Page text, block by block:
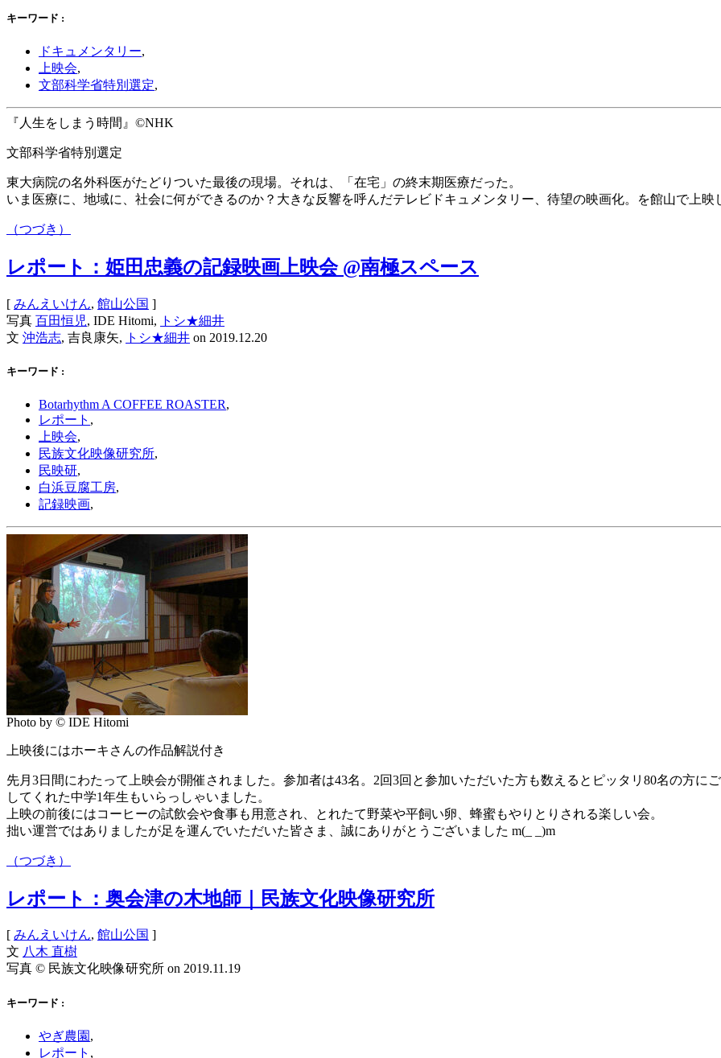
キーワード :
ドキュメンタリー,
上映会,
文部科学省特別選定,
『人生をしまう時間』©NHK
文部科学省特別選定
東大病院の名外科医がたどりついた最後の現場。それは、「在宅」の終末期医療だった。
いま医療に、地域に、社会に何ができるのか？大きな反響を呼んだテレビドキュメンタリー、待望の映画化。を館山で上映
（つづき）
レポート：姫田忠義の記録映画上映会 @南極スペース
[ みんえいけん, 館山公国 ]
写真 百田恒児, IDE Hitomi,
トシ★細井
文 沖浩志, 吉良康矢, トシ★細井 on 2019.12.20
キーワード :
Botarhythm A COFFEE ROASTER,
レポート ,
上映会,
民族文化映像研究所,
民映研,
白浜豆腐工房,
記録映画,
Photo by © IDE Hitomi
上映後にはホーキさんの作品解説付き
先月3日間にわたって上映会が開催されました。参加者は43名。2回3回と参加いただいた方も数えるとピッタリ80名の方に
してくれた中学1年生もいらっしゃいました。
上映の前後にはコーヒーの試飲会や食事も用意され、とれたて野菜や平飼い卵、蜂蜜もやりとりされる楽しい会。
拙い運営ではありましたが足を運んでいただいた皆さま、誠にありがとうございました m(_ _)m
（つづき）
レポート：奥会津の木地師｜民族文化映像研究所
[ みんえいけん, 館山公国 ]
文 八木 直樹
写真 © 民族文化映像研究所 on 2019.11.19
キーワード :
やぎ農園 ,
レポート ,